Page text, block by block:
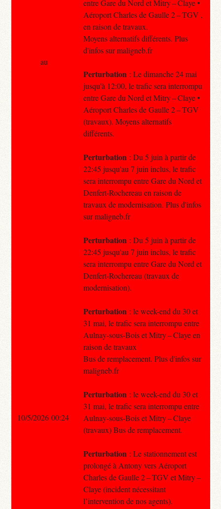
entre Gare du Nord et Mitry – Claye •
Aéroport Charles de Gaulle 2 – TGV ,
en raison de travaux.
Moyens alternatifs différents. Plus
d'infos sur maligneb.fr
Perturbation : Le dimanche 24 mai
jusqu'à 12:00, le trafic sera interrompu
entre Gare du Nord et Mitry – Claye •
Aéroport Charles de Gaulle 2 – TGV
(travaux). Moyens alternatifs
différents.
Perturbation : Du 5 juin à partir de
22:45 jusqu'au 7 juin inclus, le trafic
sera interrompu entre Gare du Nord et
Denfert-Rochereau en raison de
travaux de modernisation. Plus d'infos
sur maligneb.fr
Perturbation : Du 5 juin à partir de
22:45 jusqu'au 7 juin inclus, le trafic
sera interrompu entre Gare du Nord et
Denfert-Rochereau (travaux de
modernisation).
Perturbation : le week-end du 30 et
31 mai, le trafic sera interrompu entre
Aulnay-sous-Bois et Mitry – Claye en
raison de travaux
Bus de remplacement. Plus d'infos sur
maligneb.fr
Perturbation : le week-end du 30 et
31 mai, le trafic sera interrompu entre
Aulnay-sous-Bois et Mitry – Claye
(travaux) Bus de remplacement.
Perturbation : Le stationnement est
prolongé à Antony vers Aéroport
Charles de Gaulle 2 – TGV et Mitry –
Claye (incident nécessitant
l’intervention de nos agents).
au
10/5/2026 00:24